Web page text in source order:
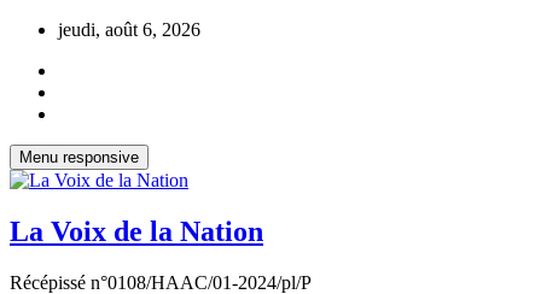
Aller
contenu
jeudi, août 6, 2026
Menu responsive
La Voix de la Nation
Récépissé n°0108/HAAC/01-2024/pl/P